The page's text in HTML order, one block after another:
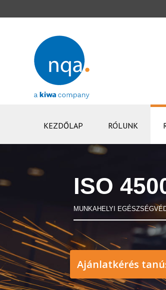
KEZDŐLAP RÓLUNK
MUNKAHELYI
ISO
Ajánlatkérés